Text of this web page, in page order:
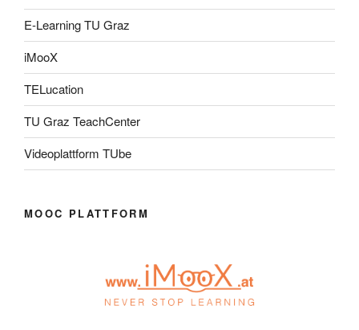
E-Learning TU Graz
iMooX
TELucation
TU Graz TeachCenter
Videoplattform TUbe
MOOC PLATTFORM